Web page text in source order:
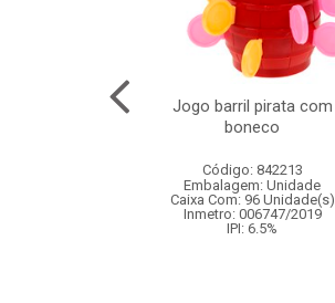
Jogo barril pirata com
boneco
Código: 842213
Embalagem: Unidade
Caixa Com: 96 Unidade(s)
Inmetro: 006747/2019
IPI: 6.5%